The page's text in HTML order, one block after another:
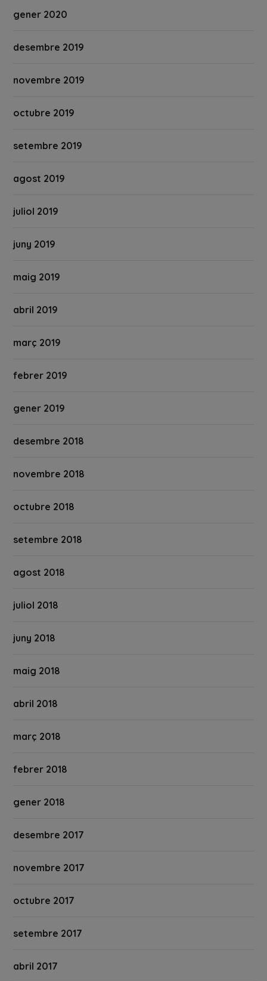
gener 2020
desembre 2019
novembre 2019
octubre 2019
setembre 2019
agost 2019
juliol 2019
juny 2019
maig 2019
abril 2019
març 2019
febrer 2019
gener 2019
desembre 2018
novembre 2018
octubre 2018
setembre 2018
agost 2018
juliol 2018
juny 2018
maig 2018
abril 2018
març 2018
febrer 2018
gener 2018
desembre 2017
novembre 2017
octubre 2017
setembre 2017
abril 2017